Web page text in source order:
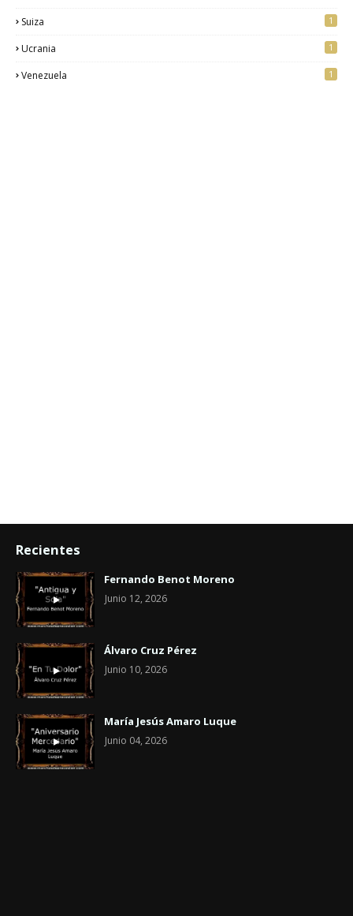
Suiza
1
Ucrania 1
Venezuela 1
Recientes
Fernando Benot Moreno
Junio 12, 2026
Álvaro Cruz Pérez
Junio 10, 2026
María Jesús Amaro Luque
Junio 04, 2026